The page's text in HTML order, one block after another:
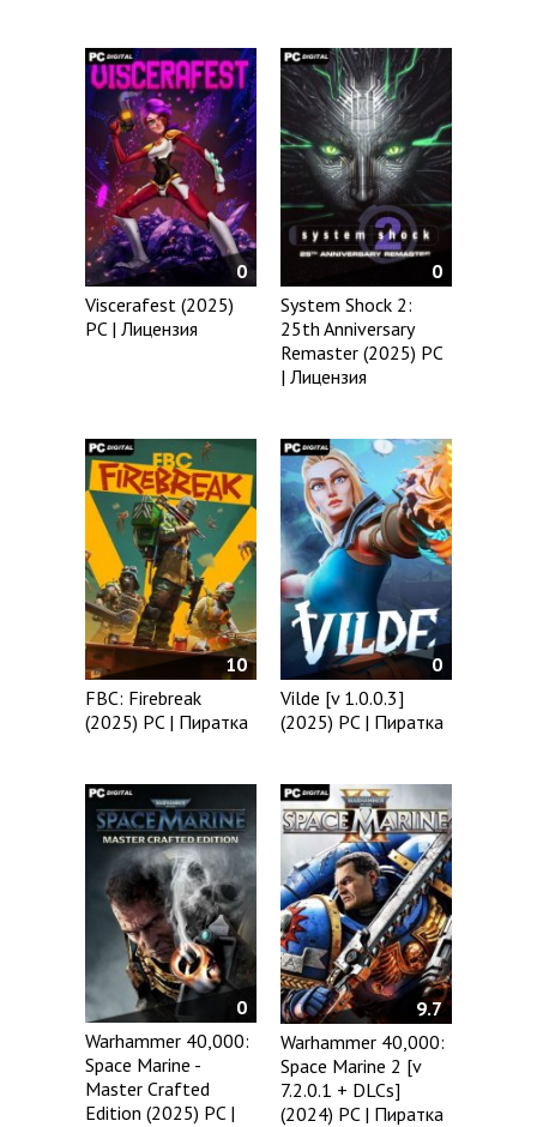
0
Viscerafest (2025)
PC | Лицензия
0
System Shock 2:
25th Anniversary
Remaster (2025) PC
| Лицензия
10
FBC: Firebreak
(2025) PC | Пиратка
0
Vilde [v 1.0.0.3]
(2025) PC | Пиратка
0
Warhammer 40,000:
Space Marine -
Master Crafted
Edition (2025) PC |
9.7
Warhammer 40,000:
Space Marine 2 [v
7.2.0.1 + DLCs]
(2024) PC | Пиратка